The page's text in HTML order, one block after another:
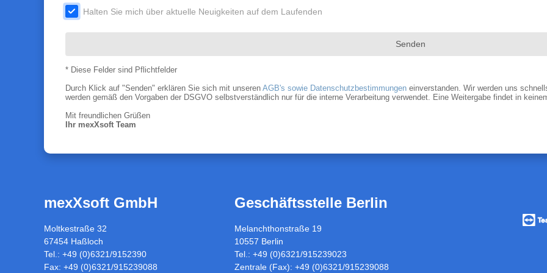
. Halten Sie mich über aktuelle Neuigkeiten auf dem Laufenden
Senden
* Diese Felder sind Pflichtfelder
Durch Klick auf "Senden" erklären Sie sich mit unseren AGB's sowie Datenschutzbestimmungeneinverstanden. Wir werden uns
werden gemäß den Vorgaben der DSGVO selbstverständlich nur für die interne Verarbeitung verwendet. Eine Weitergabe findet in
Mit freundlichen Grüßen
Ihr mexXsoft Team
mexXsoft GmbH
Moltkestraße 32
67454 Haßloch
Tel.: +49 (0)6321/9152390
Fax: +49 (0)6321/915239088
Geschäftsstelle Berlin
Melanchthonstraße 19
10557 Berlin
Tel.: +49 (0)6321/915239023
Zentrale (Fax): +49 (0)6321/915239088
/